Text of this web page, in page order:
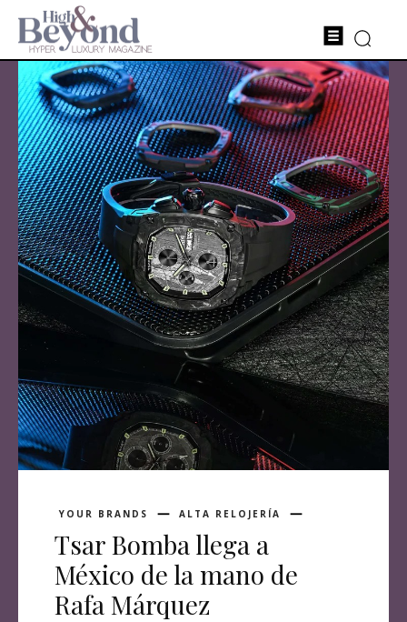
YOUR BRANDS ALTA RELOJERÍA
Tsar Bomba llega a
México de la mano de
Rafa Márquez